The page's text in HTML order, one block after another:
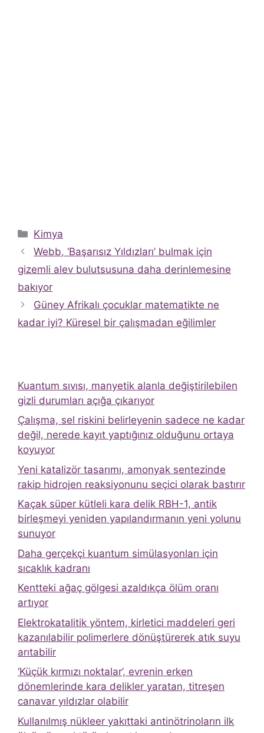
Kategoriler
Kimya
Webb, ‘Başarısız Yıldızları’ bulmak için
gizemli alev bulutsusuna daha derinlemesine
bakıyor
Güney Afrikalı çocuklar matematikte ne
kadar iyi? Küresel bir çalışmadan eğilimler
Kuantum sıvısı, manyetik alanla değiştirilebilen
gizli durumları açığa çıkarıyor
Çalışma, sel riskini belirleyenin sadece ne kadar
değil, nerede kayıt yaptığınız olduğunu ortaya
koyuyor
Yeni katalizör tasarımı, amonyak sentezinde
rakip hidrojen reaksiyonunu seçici olarak bastırır
Kaçak süper kütleli kara delik RBH-1, antik
birleşmeyi yeniden yapılandırmanın yeni yolunu
sunuyor
Daha gerçekçi kuantum simülasyonları için
sıcaklık kadranı
Kentteki ağaç gölgesi azaldıkça ölüm oranı
artıyor
Elektrokatalitik yöntem, kirletici maddeleri geri
kazanılabilir polimerlere dönüştürerek atık suyu
arıtabilir
‘Küçük kırmızı noktalar’, evrenin erken
dönemlerinde kara delikler yaratan, titreşen
canavar yıldızlar olabilir
Kullanılmış nükleer yakıttaki antinötrinoların ilk